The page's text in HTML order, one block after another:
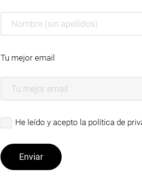
Tu mejor email
He leído y acepto la política de